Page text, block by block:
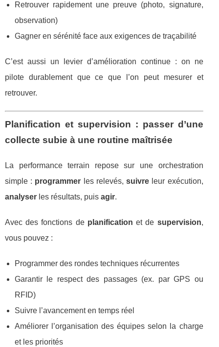
Retrouver rapidement une preuve (photo, signature,
observation)
Gagner en sérénité face aux exigences de traçabilité
C’est aussi un levier d’amélioration continue : on ne
pilote durablement que ce que l’on peut mesurer et
retrouver.
Planification et supervision : passer d’une
collecte subie à une routine maîtrisée
La performance terrain repose sur une orchestration
simple : programmer les relevés,suivre leur exécution,
analyser les résultats, puis agir.
Avec des fonctions de planification et de supervision,
vous pouvez :
Programmer des rondes techniques récurrentes
Garantir le respect des passages (ex. par GPS ou
RFID)
Suivre l’avancement en temps réel
Améliorer l’organisation des équipes selon la charge
et les priorités